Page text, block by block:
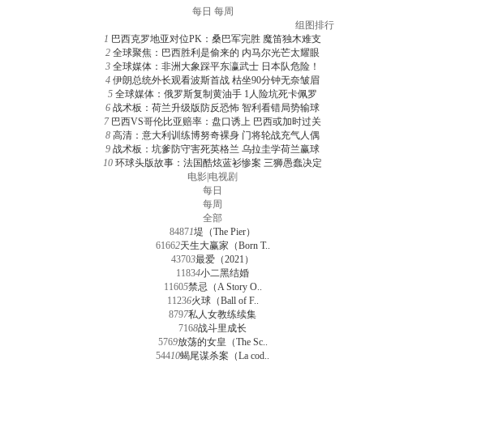
每日 每周
组图排行
1 巴西克罗地亚对位PK：桑巴军完胜 魔笛独木难支
2 全球聚焦：巴西胜利是偷来的 内马尔光芒太耀眼
3 全球媒体：非洲大象踩平东瀛武士 日本队危险！
4 伊朗总统外长观看波斯首战 枯坐90分钟无奈皱眉
5 全球媒体：俄罗斯复制黄油手 1人险坑死卡佩罗
6 战术板：荷兰升级版防反恐怖 智利看错局势输球
7 巴西VS哥伦比亚赔率：盘口诱上 巴西或加时过关
8 高清：意大利训练博努奇裸身 门将轮战充气人偶
9 战术板：坑爹防守害死英格兰 乌拉圭学荷兰赢球
10 环球头版故事：法国酷炫蓝衫惨案 三狮愚蠢决定
电影 电视剧
每日
每周
全部
84871堤（The Pier）
61662天生大赢家（Born T..
43703最爱（2021）
11834小二黑结婚
11605禁忌（A Story O..
11236火球（Ball of F..
8797私人女教练续集
7168战斗里成长
5769放荡的女皇（The Sc..
54410蝎尾谋杀案（La cod..